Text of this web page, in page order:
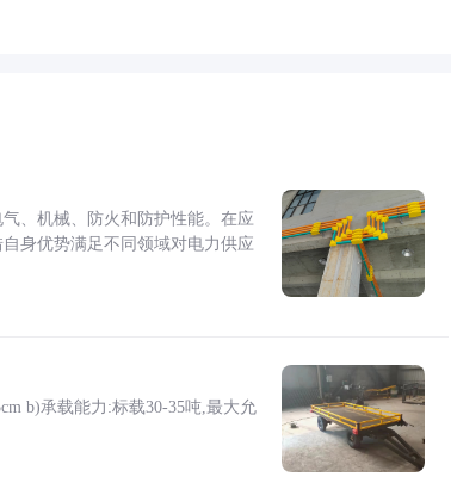
、机械、防火和防护性能。在应
身优势满足不同领域对电力供应
b)承载能力:标载30-35吨,最大允